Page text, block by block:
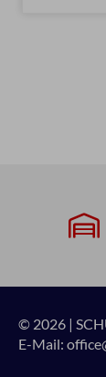
© 2026 |
E-Mail: